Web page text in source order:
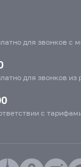
для звонков с
для звонков из
с